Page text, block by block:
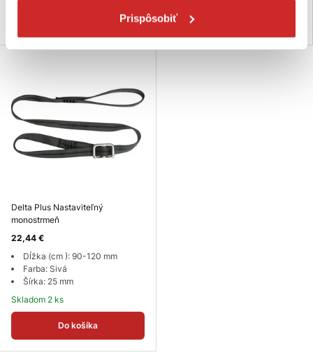
Prispôsobiť
Delta Plus Nastaviteľný
monostrmeň
22,44 €
Dĺžka (cm ): 90-120 mm
Farba: Sivá
Šírka: 25 mm
Skladom 2 ks
Do košíka